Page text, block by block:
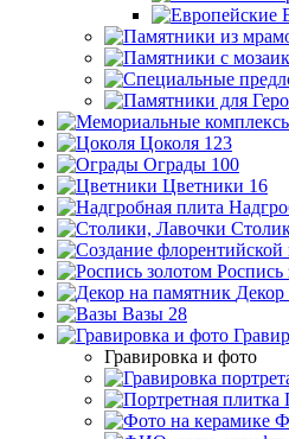
Цоколя 123
Ограды 100
Цветники 16
Роспись
Вазы 28
Гравировка и фото